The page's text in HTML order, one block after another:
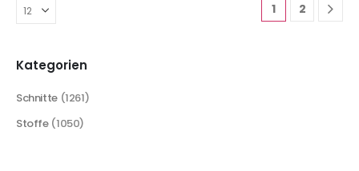
1 2
Kategorien
Schnitte (1261)
Stoffe (1050)